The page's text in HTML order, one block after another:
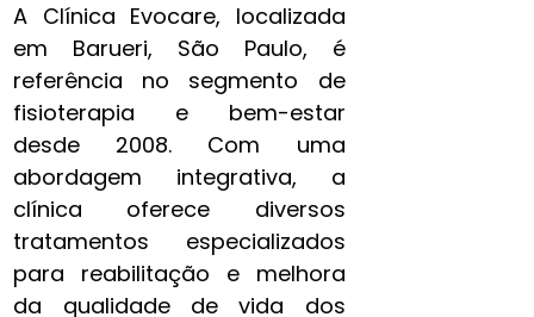
A Clínica Evocare, localizada
em Barueri, São Paulo, é
referência no segmento de
fisioterapia e bem-estar
desde 2008. Com uma
abordagem integrativa, a
clínica oferece diversos
tratamentos especializados
para reabilitação e melhora
da qualidade de vida dos